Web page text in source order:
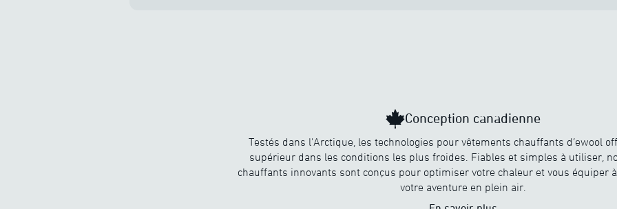
Conception canadienne
Testés dans l'Arctique, les technologies pour vêtements chauffants d’ewool
supérieur dans les conditions les plus froides. Fiables et simples à utiliser,
chauffants innovants sont conçus pour optimiser votre chaleur et vous équiper
votre aventure en plein air.